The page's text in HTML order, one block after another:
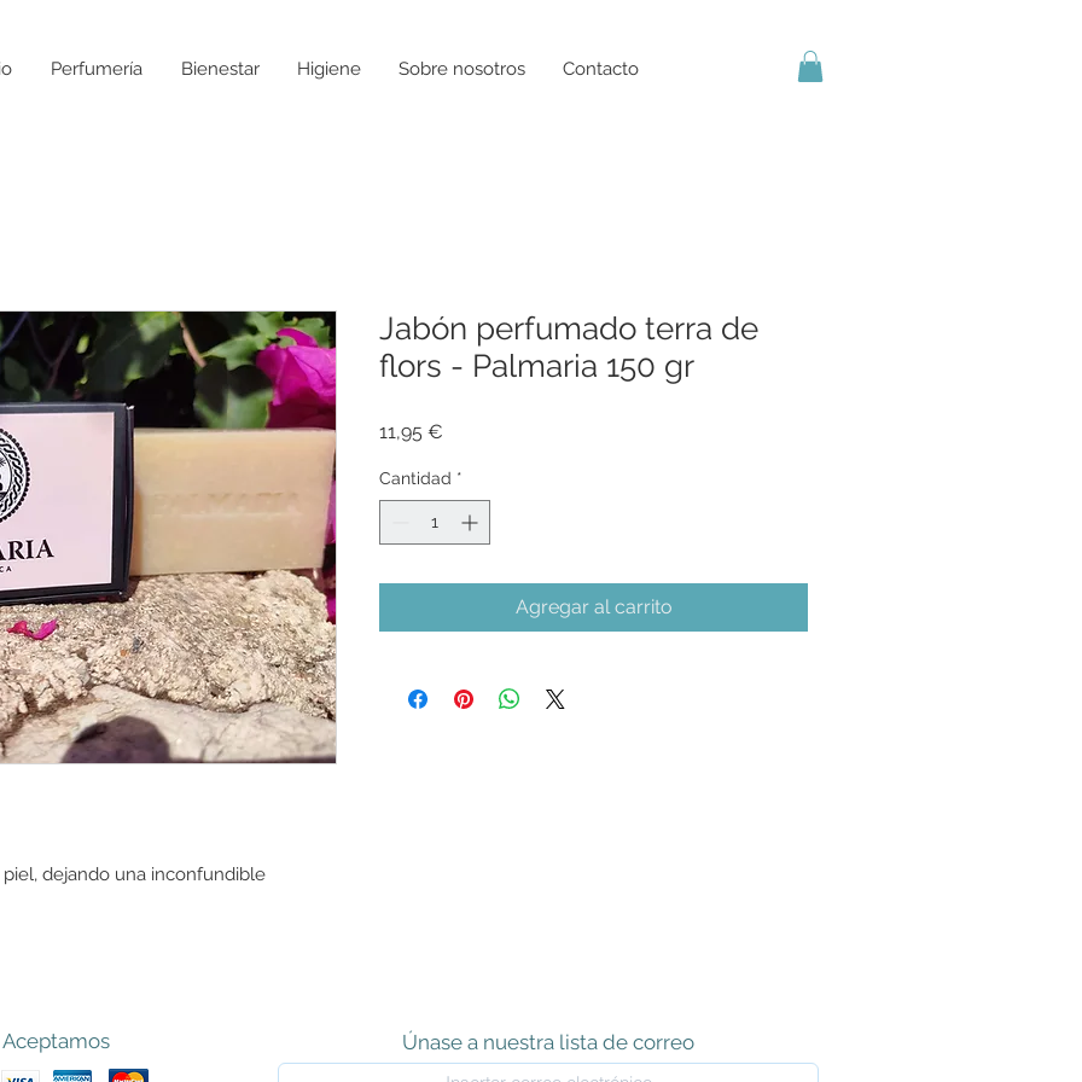
Perfumería Bienestar Higiene Sobre nosotros Contacto
dejando una inconfundible
Jabón perfumado terra de
flors - Palmaria 150 gr
11,95 €
Cantidad *
Agregar al carrito
Aceptamos Únase a nuestra lista de correo